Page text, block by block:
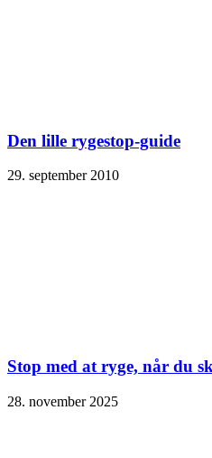
Den lille rygestop-guide
29. september 2010
Stop med at ryge, når du
28. november 2025